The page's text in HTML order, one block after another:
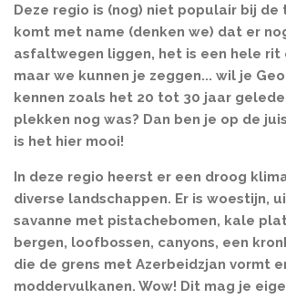
Deze regio is (nog) niet populair bij
komt met name (denken we) dat er
asfaltwegen liggen, het is een hele rit
maar we kunnen je zeggen... wil je
kennen zoals het 20 tot 30 jaar
plekken nog was? Dan ben je op de
is het hier mooi!
In deze regio heerst er een droog
diverse landschappen. Er is woestijn,
savanne met pistachebomen, kale
bergen, loofbossen, canyons, een
die de grens met Azerbeidzjan vormt
moddervulkanen. Wow! Dit mag je